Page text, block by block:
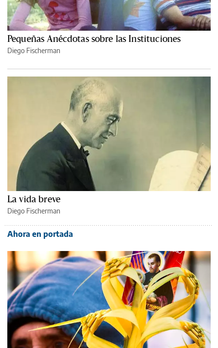
Pequeñas Anécdotas sobre las Instituciones
Diego Fischerman
La vida breve
Diego Fischerman
Ahora en portada